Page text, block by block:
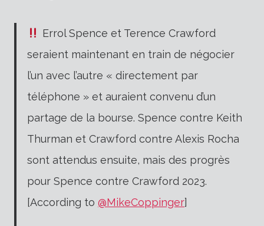
Errol Spence et Terence Crawford
seraient maintenant en train de négocier
l’un avec l’autre « directement par
téléphone » et auraient convenu d’un
partage de la bourse. Spence contre Keith
Thurman et Crawford contre Alexis Rocha
sont attendus ensuite, mais des progrès
pour Spence contre Crawford 2023.
[According to @MikeCoppinger]